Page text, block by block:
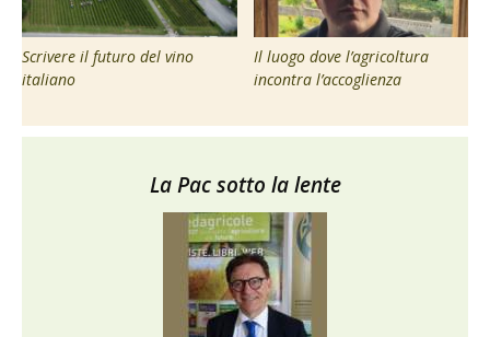
Scrivere il futuro del vino
italiano
Il luogo dove l’agricoltura
incontra l’accoglienza
La Pac sotto la lente